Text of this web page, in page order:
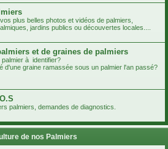
plus belles photos et vidéos de palmiers,
jardins publics ou découvertes locales....
et de graines de palmiers
à identifier?
d'une graine ramassée sous un palmier l'an passé?
palmiers, demandes de diagnostics.
de nos Palmiers